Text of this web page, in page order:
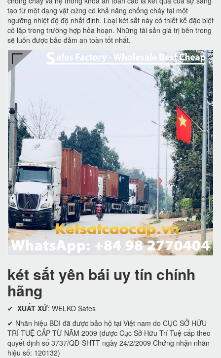
tạo từ một dạng vật cứng có khả năng chống cháy tại một
ngưỡng nhiệt độ độ nhất định. Loại két sắt này có thiết kế đặc biệt
cô lập trong trường hợp hỏa hoạn. Những tài sản giá trị bên trong
sẽ luôn được bảo đảm an toàn tốt nhất.
két sắt yên bái uy tín chính
hãng
✔ XUẤT XỨ: WELKO Safes
✔ Nhãn hiệu BDI đã được bảo hộ tại Việt nam do CỤC SỞ HỮU
TRÍ TUỆ CẤP TỪ NĂM 2009 (được Cục Sở Hữu Trí Tuệ cấp theo
quyết định số 3737/QĐ-SHTT ngày 24/2/2009 Chứng nhận nhãn
hiệu số: 120132)